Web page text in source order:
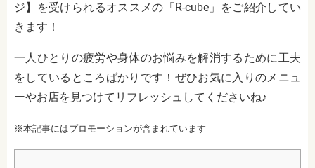
ジ】を受けられるオススメの「R-cube」をご紹介してい
きます！
一人ひとりの疲労や身体のお悩みを解消するために工夫
をしているところばかりです！ぜひお気に入りのメニュ
ーやお店を見つけてリフレッシュしてくださいね♪
※本記事にはプロモーションが含まれています